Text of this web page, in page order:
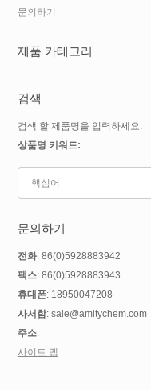
문의하기
제품 카테고리
검색
검색 할 제품명을 입력하세요.
상품명 키워드:
문의하기
전화: 86(0)5928883942
팩스: 86(0)5928883943
휴대폰: 18950047208
사서함: sale@amitychem.com
주소:
사이트 맵